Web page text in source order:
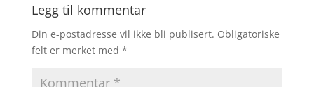
Legg til kommentar
Din e-postadresse vil ikke bli publisert. Obligatoriske
felt er merket med *